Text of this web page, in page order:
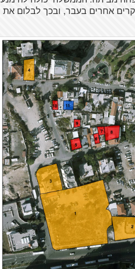
אחרים בעבר, ובכך לבלום את